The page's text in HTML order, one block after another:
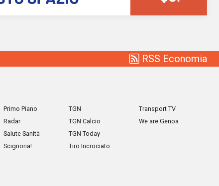
RSS Economia
Primo Piano
Radar
Salute Sanità
Scignoria!
TGN
TGN Calcio
TGN Today
Tiro Incrociato
Transport TV
We are Genoa